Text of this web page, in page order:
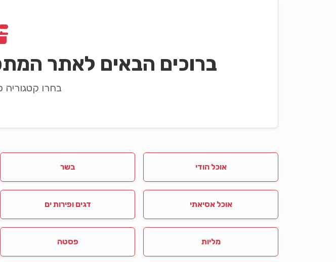
ברוכים הבאים לאתר
בחרו קטגוריה
אוכל הודי בשר
אוכל אסיאתי דגים ופירות ים
מליות פסטה